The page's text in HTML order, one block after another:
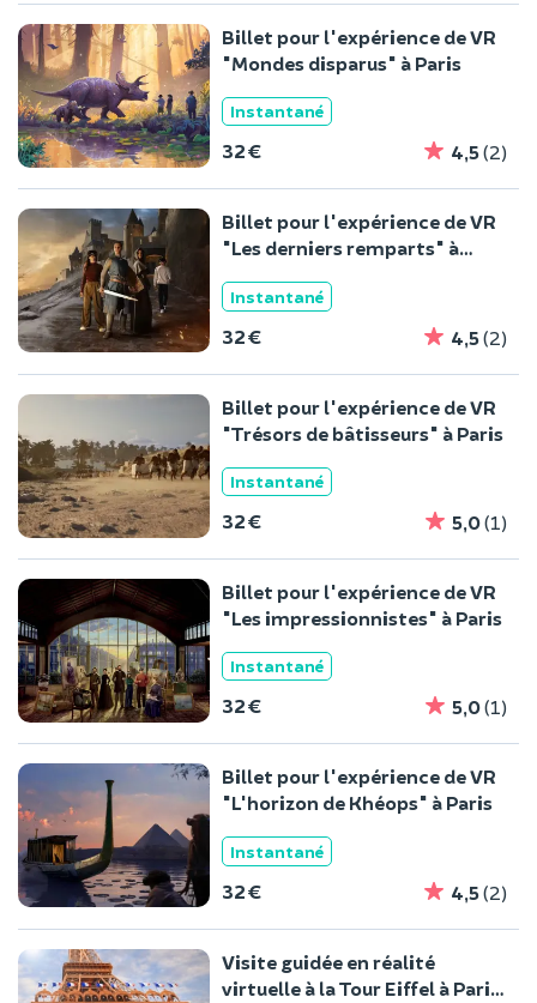
Billet pour l'expérience de VR
"Mondes disparus" à Paris
Instantané
32 € 4,5(2)
Billet pour l'expérience de VR
"Les derniers remparts" à
Instantané
32 € 4,5(2)
Billet pour l'expérience de VR
"Trésors de bâtisseurs" à Paris
Instantané
32 € 5,0(1)
Billet pour l'expérience de VR
"Les impressionnistes" à Paris
Instantané
32 € 5,0(1)
Billet pour l'expérience de VR
"L'horizon de Khéops" à Paris
Instantané
32 € 4,5(2)
Visite guidée en réalité
virtuelle à la Tour Eiffel à Paris